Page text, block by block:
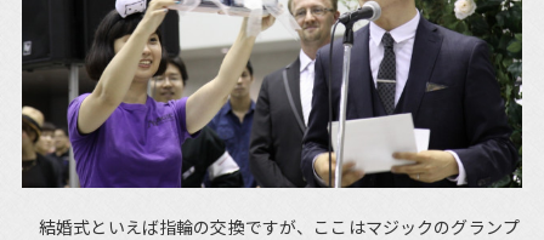
結婚式といえば指輪の交換ですが、ここはマジックのグランプ